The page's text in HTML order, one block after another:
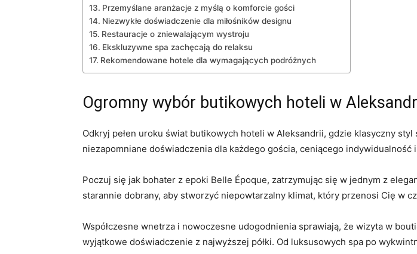
Przemyślane aranżacje​ z myślą o komforcie gości
Niezwykłe doświadczenie dla miłośników designu
Restauracje o ⁣zniewalającym wystroju
Ekskluzywne spa ⁢zachęcają⁢ do relaksu
Rekomendowane hotele dla ⁣wymagających podróżnych
Ogromny wybór butikowych hoteli w
Odkryj pełen uroku świat​ butikowych hoteli‍ w ‍Aleksandrii, gdzie‌ klasyczny
niezapomniane doświadczenia‍ dla każdego gościa, ceniącego indywidualność
Poczuj się⁢ jak bohater z epoki Belle Époque, zatrzymując się w jednym z
starannie dobrany,‍ aby⁢ stworzyć niepowtarzalny klimat,⁢ który przenosi ​Cię w‍
Współczesne wnetrza i nowoczesne udogodnienia sprawiają, że ⁣wizyta w
wyjątkowe doświadczenie z najwyższej półki. Od ⁣luksusowych spa po